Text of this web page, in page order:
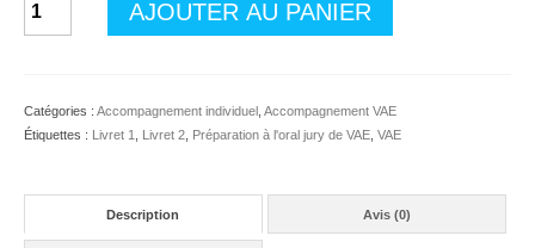
de
:
Comment
certification
qui
AJOUTER AU PANIER
Catégories : Accompagnement individuel Accompagnement VAE
Étiquettes : Livret 1 Livret 2 Préparation à l'oral jury de VAE VAE
Description Avis (0)